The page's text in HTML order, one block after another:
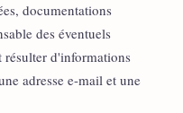
documentations
des éventuels
d'informations
adresse e-mail et une